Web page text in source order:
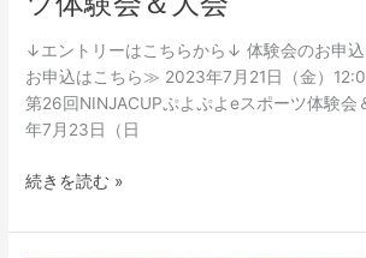
↓エントリーはこちらから↓ 体験会のお申
お申込はこちら≫ 2023年7月21日（金）
第26回NINJACUPぷよぷよeスポーツ体験会
年7月23日（日
続きを読む »